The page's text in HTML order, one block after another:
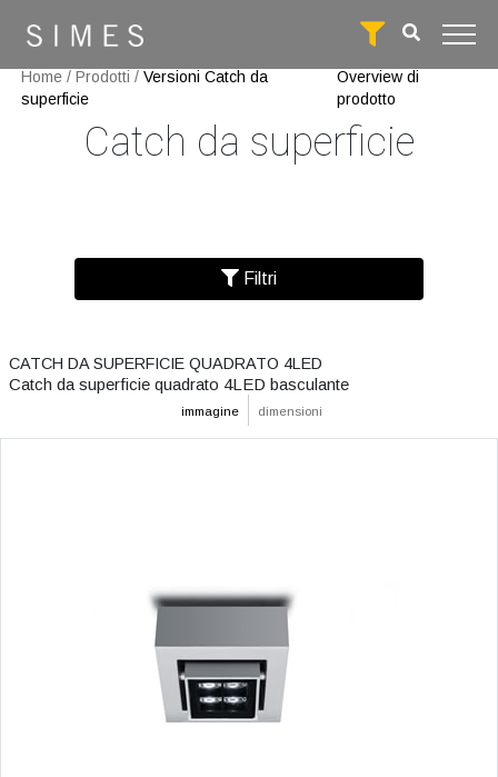
Home / Prodotti / Versioni Catch da
superficie
Overview di
prodotto
Catch da superficie
Filtri
immagine dimensioni
CATCH DA SUPERFICIE QUADRATO 4LED
Catch da superficie quadrato 4LED basculante